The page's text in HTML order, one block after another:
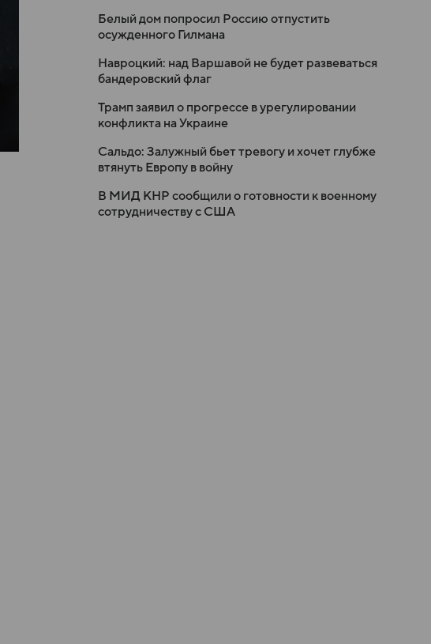
Белый дом попросил Россию отпустить
осужденного Гилмана
Навроцкий: над Варшавой не будет развеваться
бандеровский флаг
Трамп заявил о прогрессе в урегулировании
конфликта на Украине
Сальдо: Залужный бьет тревогу и хочет глубже
втянуть Европу в войну
В МИД КНР сообщили о готовности к военному
сотрудничеству с США